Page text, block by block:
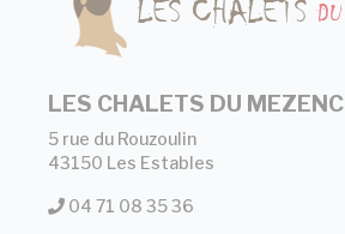
LES CHALETS DU MEZENC
5 rue du Rouzoulin
43150 Les Estables
04 71 08 35 36